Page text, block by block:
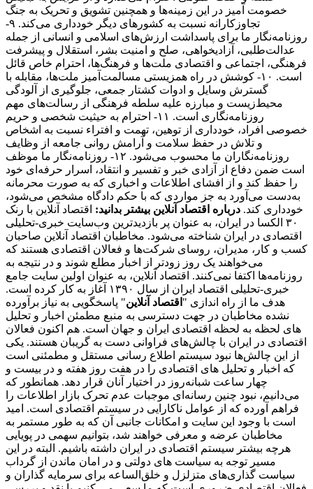
خصومت آمیز در این زمینه‌ها و همچنین تشویق و تحریک به جنگ
تجاوزکارانه نسبت به کشورهای دیگر خودداری می‌کند. ۹-
روزنامه‌نگار ما برای پاسداشت ارزش‌های اسلامی و انسانی از جمله
عدالت‌طلبی، آزادیخواهی، صلح و امنیت بشر، استقلال و پیشرفت
فرهنگی، اجتماعی و اقتصادی ملت‌ها و فرهنگ‌ها، احترام خاص قائل
است. ۱۰- کوشش در راه همزیستی مسالمت‌آمیز ملت‌ها، مقابله با
گسترش وسایل و ادوات کشتار جمعی، جلوگیری از آلودگی
محیط‌زیست و مبارزه علیه سلطه فرهنگی از رسالت‌های مهم
روزنامه‌نگاری است. ۱۱- احترام به حیثیت شخصی و حریم
خصوصی افراد، خودداری از توهین، تهمت و افتراء نسبت به اشخاص
و تلاش در حفظ سلامت و آرامش روانی جامعه از وظایف
روزنامه‌نگاران ما محسوب می‌شود. ۱۲- روزنامه‌نگار ما موظف
است ضمن دفاع از آزادی خبر و تفسیر و انتقاد، اسرار حرفه‌ای خود
را حفظ کند و از افشای اطلاعات و اخباری که به صورت محرمانه
به‌دست می‌آورد به جز مواردی که با حکم دادگاه مشخص می‌شود،
خودداری کند. درباره اقتصاد آنلاین بیشتر بدانید: اقتصاد آنلاین با رنک
۳۰ الکسا در ایران، به عنوان پر بازدیدترین وب‌سایت خبری-تحلیلی
اقتصادی در ایران شناخته می‌شود. مخاطبان اقتصاد آنلاین صاحبان
کسب و کار، مدیران، روسای شرکت‌ها و فعالان اقتصادی هستند که
می‌خواهند یک روز زودتر از اخبار مطلع شوند و در نتیجه به
روزنامه‌ها اکتفا نمی‌کنند. اقتصاد آنلاین، به عنوان اولین سایت جامع
خبری-تحلیلی اقتصاد ایران از سال ۱۳۹۰ آغاز به کار کرده است.
هدف ما از راه اندازی " اقتصاد آنلاین" پاسخگویی به نیاز برآورده
نشده مخاطبان در جهت دسترسی به منبع مطمئن اخبار و تحلیل
های لحظه به لحظه اقتصادی ایران و جهان است. هم اکنون فعالان
اقتصادی در ایران با چالش‌های فراوانی دست به گریبان هستند. یکی
از این چالش‌ها نبود سیستم اطلاع رسانی مستقل و مطمئنی است
که اخبار و تحلیل های اقتصادی را در هفت روز هفته و در بیست و
چهار ساعت شبانه‌روز در اختیار آنان قرار دهد. همانطور که
می‌دانیم، نبود چنین رسانه‌ای موجبات عدم تحرک بازار اطلاعات را
فراهم آورده که از عوامل ناکارایی در سیستم اقتصادی است. امید
است با وجود این سایت و امکانات جانبی آن که به طور مستمر به
مخاطبان عرضه و معرفی خواهند شد، بتوانیم سهمی در پویایی
هرچه بیشتر سیستم اقتصادی در ایران داشته باشیم. البته در این
مسیر توجه به سیاست های دولتی و در امان ماندن از گرداب
سیاست گذاری‌های متزلزل و خلق‌الساعه برای سرمایه گذاران و